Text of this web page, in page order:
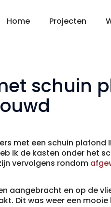
Home Projecten
schuin
met een schuin plafond
ik de kasten onder het
vervolgens rondom
aangebracht en op de
Dit was weer een mooie